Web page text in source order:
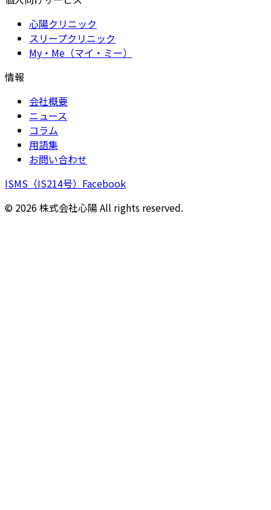
心陽クリニック
スリープクリニック
My・Me（マイ・ミー）
情報
会社概要
ニュース
コラム
用語集
お問い合わせ
ISMS（IS214号） Facebook
© 2026株式会社心陽 All rights reserved.